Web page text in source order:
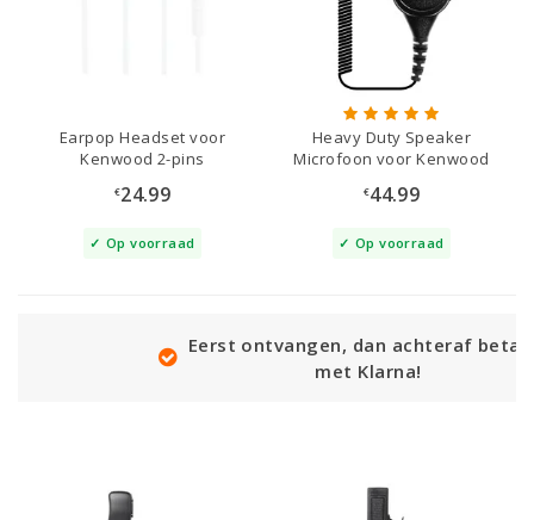
Earpop Headset voor
Kenwood 2-pins
€24.99
Op voorraad
Heavy Duty Speaker
Microfoon voor Kenwood
€44.99
Op voorraad
Eerst ontvangen, dan achteraf betalen
met Klarna!